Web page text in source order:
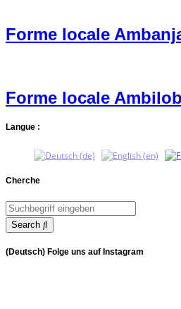
Forme locale
Forme locale
Langue :
Cherche
Search
(Deutsch) Folge uns auf Instagram